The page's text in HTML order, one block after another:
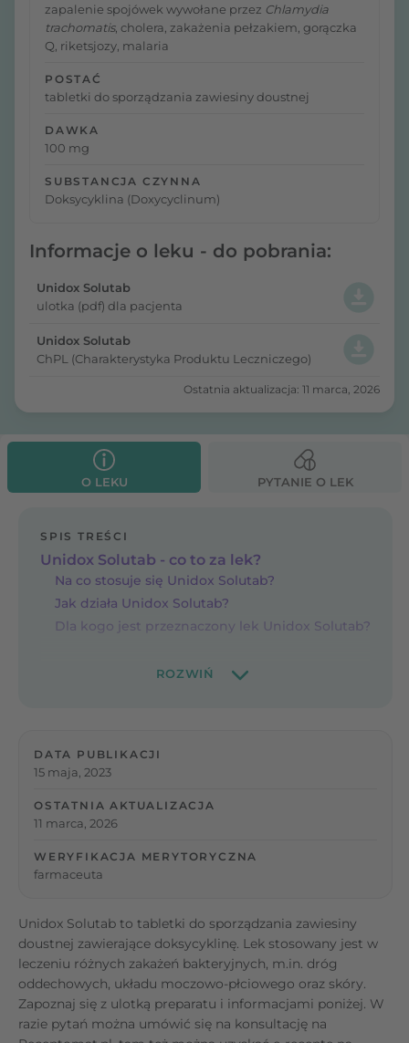
zapalenie spojówek wywołane przez Chlamydia
trachomatis, cholera, zakażenia pełzakiem, gorączka
Q, riketsjozy, malaria
POSTAĆ
tabletki do sporządzania zawiesiny doustnej
DAWKA
100 mg
SUBSTANCJA CZYNNA
Doksycyklina (Doxycyclinum)
Informacje o leku - do pobrania:
Unidox Solutab
ulotka (pdf) dla pacjenta
Unidox Solutab
ChPL (Charakterystyka Produktu Leczniczego)
Ostatnia aktualizacja: 11 marca, 2026
O LEKU PYTANIE O LEK
SPIS TREŚCI
Unidox Solutab - co to za lek?
Na co stosuje się Unidox Solutab?
Jak działa Unidox Solutab?
Dla kogo jest przeznaczony lek Unidox Solutab?
DATA PUBLIKACJI
15 maja, 2023
OSTATNIA AKTUALIZACJA
11 marca, 2026
WERYFIKACJA MERYTORYCZNA
farmaceuta
Unidox Solutab to tabletki do sporządzania zawiesiny
doustnej zawierające doksycyklinę. Lek stosowany jest w
leczeniu różnych zakażeń bakteryjnych, m.in. dróg
oddechowych, układu moczowo-płciowego oraz skóry.
Zapoznaj się z ulotką preparatu i informacjami poniżej. W
razie pytań można umówić się na konsultację na